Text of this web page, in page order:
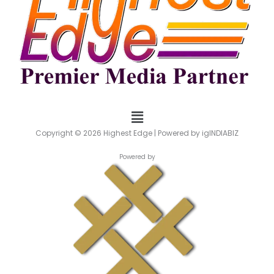
Menu
Copyright © 2026 Highest Edge | Powered by igINDIABIZ
Powered by